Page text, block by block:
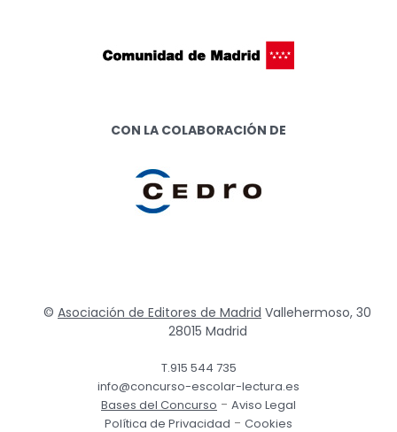
CON LA COLABORACIÓN DE
© Asociación de Editores de Madrid Vallehermoso, 30
28015 Madrid
T.915 544 735
info@concurso-escolar-lectura.es
Bases del Concurso - Aviso Legal
Política de Privacidad - Cookies